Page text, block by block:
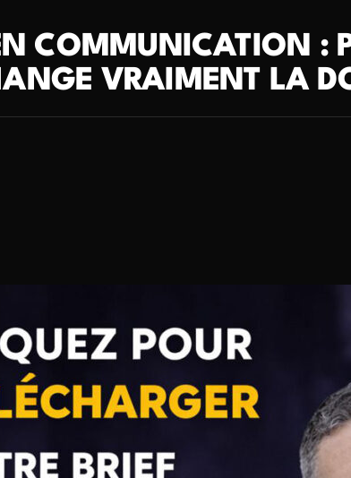
COMMUNICATION :
VRAIMENT LA